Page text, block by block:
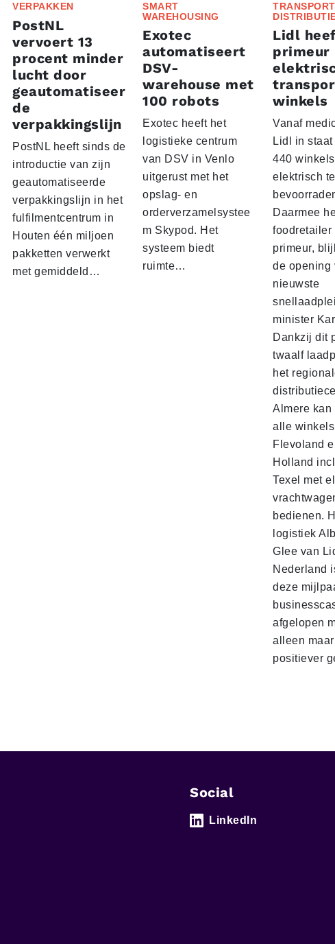
VERPAKKEN
PostNL
vervoert 13
procent minder
lucht door
geautomatiseer
de
verpakkingslijn
PostNL heeft sinds de
introductie van zijn
geautomatiseerde
verpakkingslijn in het
fulfilmentcentrum in
Houten één miljoen
pakketten verwerkt
met gemiddeld…
SMART
WAREHOUSING
Exotec
automatiseert
DSV-
warehouse met
100 robots
Exotec heeft het
logistieke centrum
van DSV in Venlo
uitgerust met het
opslag- en
orderverzamelsystee
m Skypod. Het
systeem biedt
ruimte…
Lidl
primeur
winkels
Vanaf
Lidl in
440 winkels
elektrisch te
Daarmee
foodretailer
primeur,
de opening
nieuwste
minister
Dankzij dit
twaalf
het
Almere
alle
Flevoland
Holland
Texel met
bedienen.
logistiek
Glee van
Nederland
deze
afgelopen
alleen maar
positiever
Social
LinkedIn